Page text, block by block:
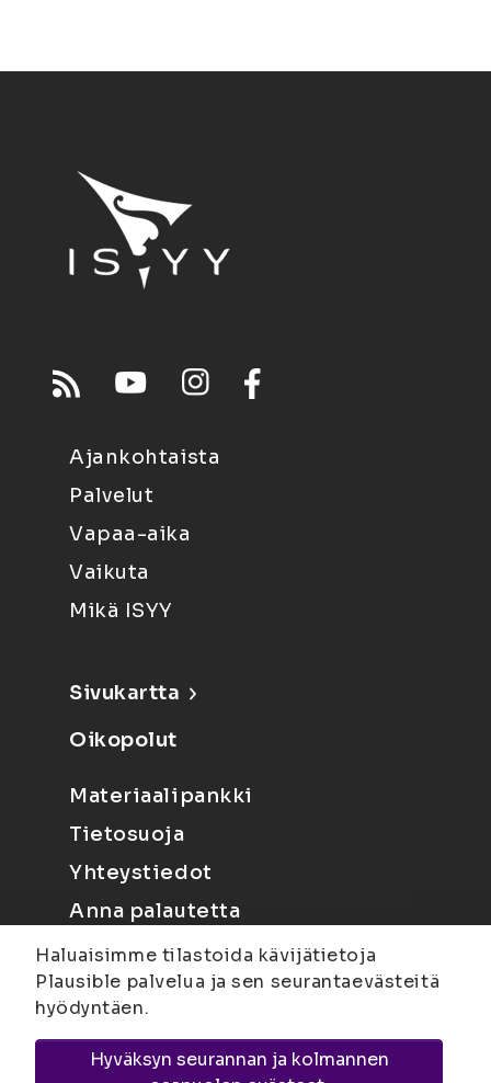
Ajankohtaista
Palvelut
Vapaa-aika
Vaikuta
Mikä ISYY
Sivukartta
Oikopolut
Materiaalipankki
Tietosuoja
Yhteystiedot
Anna palautetta
Joensuu Suvantokatu 6, 80100 Joensuu |
Haluaisimme tilastoida kävijätietoja
Plausible palvelua ja sen seurantaevästeitä
hyödyntäen.
Hyväksyn seurannan ja kolmannen